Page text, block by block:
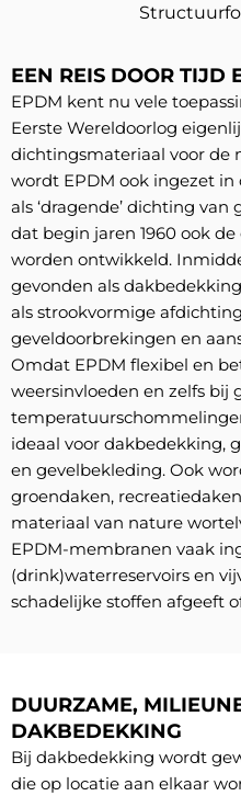
EEN REIS DOOR TIJD
EPDM kent nu vele
Eerste Wereldoorlog
dichtingsmateriaal voor de
wordt EPDM ook ingezet
als ‘dragende’ dichting
dat begin jaren 1960 ook
worden ontwikkeld.
gevonden als
als strookvormige
geveldoorbrekingen en
Omdat EPDM flexibel en
weersinvloeden en zelfs bij
ideaal voor dakbedekking,
en gevelbekleding. Ook
groendaken,
materiaal van nature
EPDM-membranen vaak
(drink)waterreservoirs en
schadelijke stoffen afgeeft
DUURZAME,
DAKBEDEKKING
Bij dakbedekking wordt
die op locatie aan elkaar